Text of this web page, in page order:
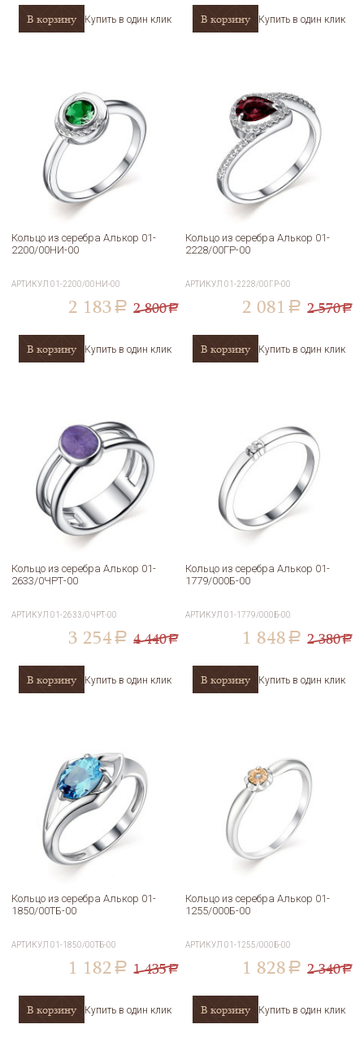
В корзину Купить в один клик В корзину Купить в один клик
Кольцо из серебра Алькор 01-
2200/00НИ-00
АРТИКУЛ01-2200/00НИ-00
2 183 a 2 800a
В корзину Купить в один клик
Кольцо из серебра Алькор 01-
2228/00ГР-00
АРТИКУЛ01-2228/00ГР-00
2 081 a 2 570a
В корзину Купить в один клик
Кольцо из серебра Алькор 01-
2633/0ЧРТ-00
АРТИКУЛ01-2633/0ЧРТ-00
3 254 a 4 440a
В корзину Купить в один клик
Кольцо из серебра Алькор 01-
1779/000Б-00
АРТИКУЛ01-1779/000Б-00
1 848 a 2 380a
В корзину Купить в один клик
Кольцо из серебра Алькор 01-
1850/00ТБ-00
АРТИКУЛ01-1850/00ТБ-00
1 182 a 1 435a
В корзину Купить в один клик
Кольцо из серебра Алькор 01-
1255/000Б-00
АРТИКУЛ01-1255/000Б-00
1 828 a 2 340a
В корзину Купить в один клик